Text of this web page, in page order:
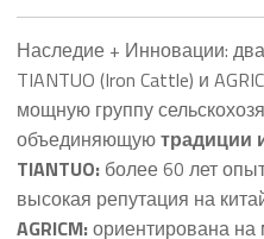
Наследие + Инновации:
TIANTUO (Iron Cattle) и
мощную группу
объединяющуютрадиции
TIANTUO: более 60 лет
высокая репутация на
AGRICM:ориентирована